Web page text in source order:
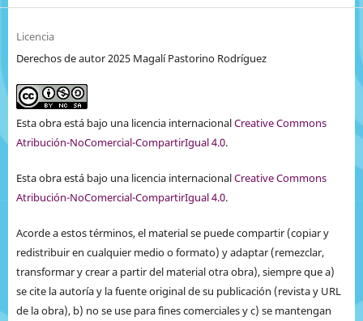
Licencia
Derechos de autor 2025 Magalí Pastorino Rodríguez
Esta obra está bajo una licencia internacionalCreative Commons
Atribución-NoComercial-CompartirIgual 4.0.
Esta obra está bajo una licencia internacionalCreative Commons
Atribución-NoComercial-CompartirIgual 4.0.
Acorde a estos términos, el material se puede compartir (copiar y
redistribuir en cualquier medio o formato) y adaptar (remezclar,
transformar y crear a partir del material otra obra), siempre que a)
se cite la autoría y la fuente original de su publicación (revista y URL
de la obra), b) no se use para fines comerciales y c) se mantengan